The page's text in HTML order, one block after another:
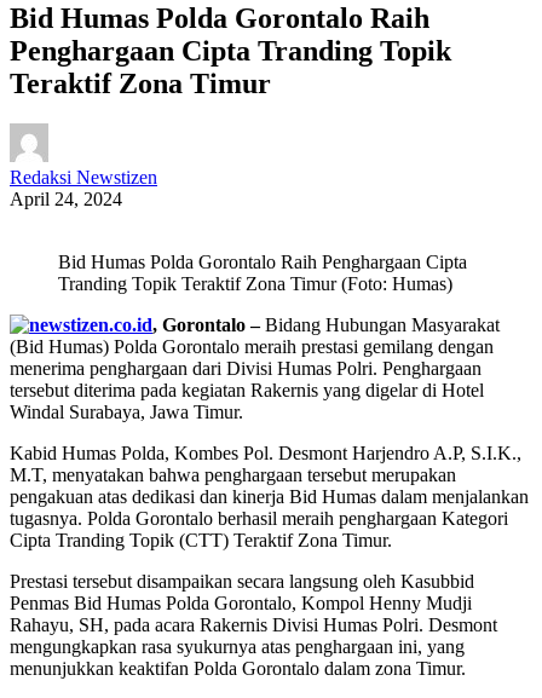
Bid Humas Polda Gorontalo Raih
Penghargaan Cipta Tranding Topik
Teraktif Zona Timur
Redaksi Newstizen
April 24, 2024
Bid Humas Polda Gorontalo Raih Penghargaan Cipta
Tranding Topik Teraktif Zona Timur (Foto: Humas)
, Gorontalo –Bidang Hubungan Masyarakat
(Bid Humas) Polda Gorontalo meraih prestasi gemilang dengan
menerima penghargaan dari Divisi Humas Polri. Penghargaan
tersebut diterima pada kegiatan Rakernis yang digelar di Hotel
Windal Surabaya, Jawa Timur.
Kabid Humas Polda, Kombes Pol. Desmont Harjendro A.P, S.I.K.,
M.T, menyatakan bahwa penghargaan tersebut merupakan
pengakuan atas dedikasi dan kinerja Bid Humas dalam menjalankan
tugasnya. Polda Gorontalo berhasil meraih penghargaan Kategori
Cipta Tranding Topik (CTT) Teraktif Zona Timur.
Prestasi tersebut disampaikan secara langsung oleh Kasubbid
Penmas Bid Humas Polda Gorontalo, Kompol Henny Mudji
Rahayu, SH, pada acara Rakernis Divisi Humas Polri. Desmont
mengungkapkan rasa syukurnya atas penghargaan ini, yang
menunjukkan keaktifan Polda Gorontalo dalam zona Timur.